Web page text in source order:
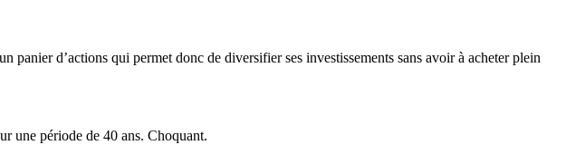
d’actions qui permet donc de diversifier ses investissements sans avoir à acheter plein
une période de 40 ans. Choquant.